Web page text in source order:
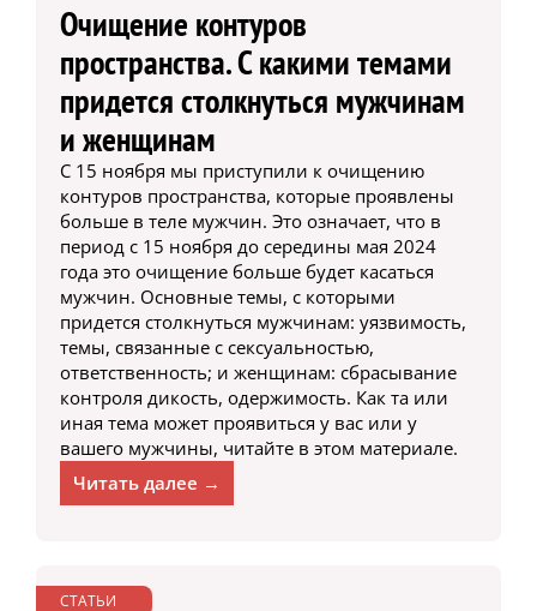
Очищение контуров
пространства. С какими темами
придется столкнуться мужчинам
и женщинам
С 15 ноября мы приступили к очищению
контуров пространства, которые проявлены
больше в теле мужчин. Это означает, что в
период с 15 ноября до середины мая 2024
года это очищение больше будет касаться
мужчин. Основные темы, с которыми
придется столкнуться мужчинам: уязвимость,
темы, связанные с сексуальностью,
ответственность; и женщинам: сбрасывание
контроля дикость, одержимость. Как та или
иная тема может проявиться у вас или у
вашего мужчины, читайте в этом материале.
Читать далее →
СТАТЬИ